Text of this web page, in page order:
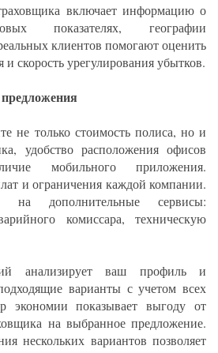
включает информацию о
показателях, географии
клиентов помогают оценить
и скорость урегулирования убытков.
не только стоимость полиса, но и
удобство расположения офисов
мобильного приложения.
и ограничения каждой компании.
на дополнительные сервисы:
комиссара, техническую
анализирует ваш профиль и
варианты с учетом всех
экономии показывает выгоду от
на выбранное предложение.
нескольких вариантов позволяет